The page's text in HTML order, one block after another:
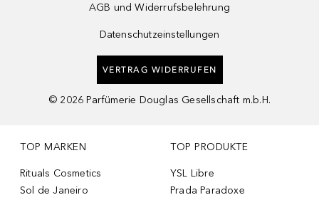
AGB und Widerrufsbelehrung
Datenschutzeinstellungen
VERTRAG WIDERRUFEN
© 2026 Parfümerie Douglas Gesellschaft m.b.H.
TOP MARKEN
Rituals Cosmetics
Sol de Janeiro
TOP PRODUKTE
YSL Libre
Prada Paradoxe